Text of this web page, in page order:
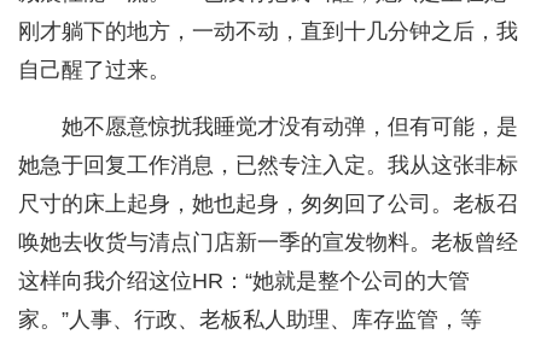
刚才躺下的地方，一动不动，直到十几分钟之后，我
自己醒了过来。
她不愿意惊扰我睡觉才没有动弹，但有可能，是
她急于回复工作消息，已然专注入定。我从这张非标
尺寸的床上起身，她也起身，匆匆回了公司。老板召
唤她去收货与清点门店新一季的宣发物料。老板曾经
这样向我介绍这位HR：“她就是整个公司的大管
家。”人事、行政、老板私人助理、库存监管，等